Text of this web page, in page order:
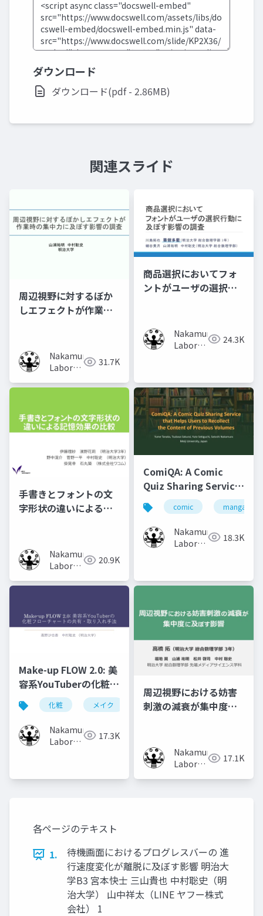
ダウンロード
ダウンロード(pdf - 2.86MB)
関連スライド
周辺視野に対するぼか
しエフェクトが作業時
Nakamura
Laboratory
University)
31.7K
商品選択においてフォ
ントがユーザの選択行
Nakamura
Laboratory 24.3K
手書きとフォントの文
字形状の違いによる記
Nakamura
Laboratory
University)
20.9K
ComiQA: A Comic
Quiz Sharing Service
that Helps Users to
Recollect the
Content of Previous
Volumes
comic manga
Nakamura
Laboratory 18.3K
Make-up FLOW 2.0: 美
容系YouTuberの化粧フ
ローチャートの共有・
取り入れ手法
化粧 メイク 化粧工程 フローチャート
Nakamura
Laboratory 17.3K
周辺視野における妨害
刺激の減衰が集中度に
Nakamura
Laboratory 17.1K
各ページのテキスト
1.
待機画面におけるプログレスバーの 進
行速度変化が離脱に及ぼす影響 明治大
学B3 宮本快士 三山貴也 中村聡史（明
治大学） 山中祥太（LINE ヤフー株式
会社） 1